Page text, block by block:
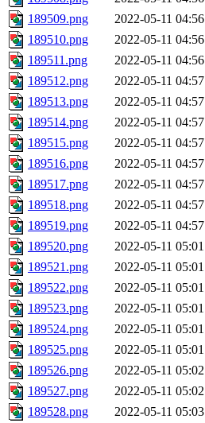
189509.png
2022-05-11 04:56
189510.png
2022-05-11 04:56
189511.png
2022-05-11 04:56
189512.png
2022-05-11 04:57
189513.png
2022-05-11 04:57
189514.png
2022-05-11 04:57
189515.png
2022-05-11 04:57
189516.png
2022-05-11 04:57
189517.png
2022-05-11 04:57
189518.png
2022-05-11 04:57
189519.png
2022-05-11 04:57
189520.png
2022-05-11 05:01
189521.png
2022-05-11 05:01
189522.png
2022-05-11 05:01
189523.png
2022-05-11 05:01
189524.png
2022-05-11 05:01
189525.png
2022-05-11 05:01
189526.png
2022-05-11 05:02
189527.png
2022-05-11 05:02
189528.png
2022-05-11 05:03